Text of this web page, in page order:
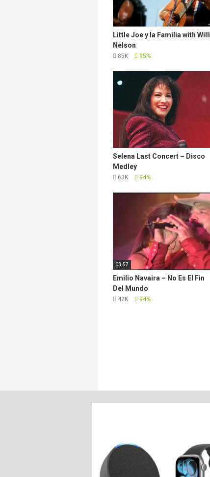
Little Joe y la Familia with
Nelson
85K 95%
Selena Last Concert – Disco
Medley
63K 94%
03:57
Emilio Navaira – No Es El Fin
Del Mundo
42K 94%